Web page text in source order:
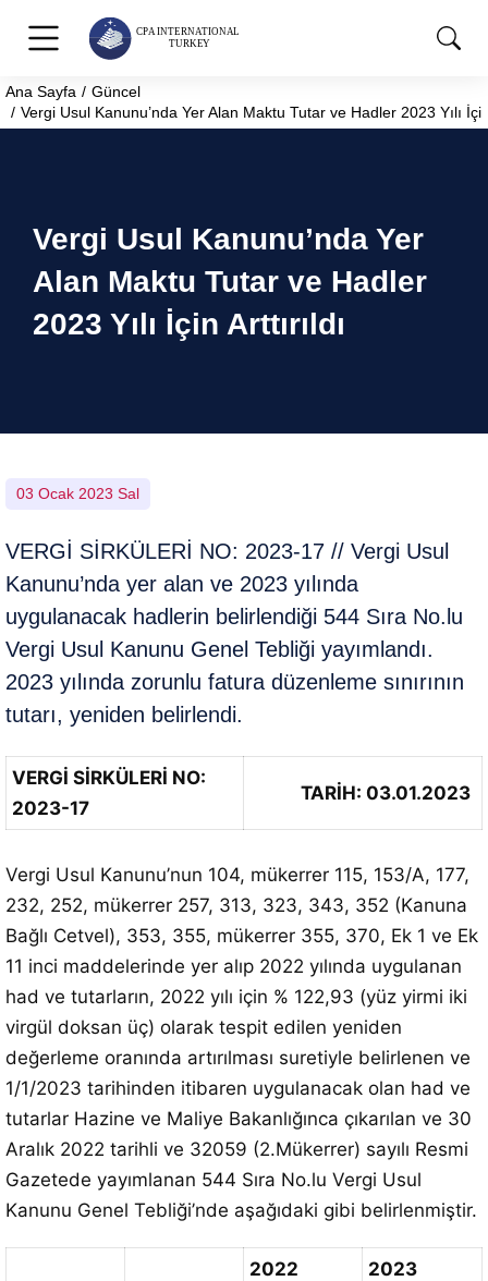
You are here:
Ana Sayfa
Güncel
Vergi Usul Kanunu’nda Yer Alan Maktu Tutar ve Hadler 2023 Yılı İçin
Vergi Usul Kanunu’nda Yer
Alan Maktu Tutar ve Hadler
2023 Yılı İçin Arttırıldı
03 Ocak 2023 Sal
VERGİ SİRKÜLERİ NO: 2023-17 // Vergi Usul
Kanunu’nda yer alan ve 2023 yılında
uygulanacak hadlerin belirlendiği 544 Sıra No.lu
Vergi Usul Kanunu Genel Tebliği yayımlandı.
2023 yılında zorunlu fatura düzenleme sınırının
tutarı, yeniden belirlendi.
VERGİ SİRKÜLERİ NO:
2023-17
TARİH: 03.01.2023
Vergi Usul Kanunu’nun 104, mükerrer 115, 153/A, 177,
232, 252, mükerrer 257, 313, 323, 343, 352 (Kanuna
Bağlı Cetvel), 353, 355, mükerrer 355, 370, Ek 1 ve Ek
11 inci maddelerinde yer alıp 2022 yılında uygulanan
had ve tutarların, 2022 yılı için % 122,93 (yüz yirmi iki
virgül doksan üç) olarak tespit edilen yeniden
değerleme oranında artırılması suretiyle belirlenen ve
1/1/2023 tarihinden itibaren uygulanacak olan had ve
tutarlar Hazine ve Maliye Bakanlığınca çıkarılan ve 30
Aralık 2022 tarihli ve 32059 (2.Mükerrer) sayılı Resmi
Gazetede yayımlanan 544 Sıra No.lu Vergi Usul
Kanunu Genel Tebliği’nde aşağıdaki gibi belirlenmiştir.
2022
2023